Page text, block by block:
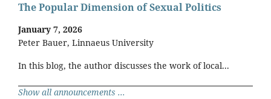
The Popular Dimension of Sexual Politics
January 7, 2026
Peter Bauer, Linnaeus University
In this blog, the author discusses the work of local...
Show all announcements ...